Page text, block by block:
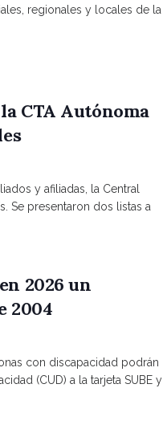
regionales y locales de la
CTA Autónoma
y afiliadas, la Central
Se presentaron dos listas a
2026 un
2004
con discapacidad podrán
(CUD) a la tarjeta SUBE y